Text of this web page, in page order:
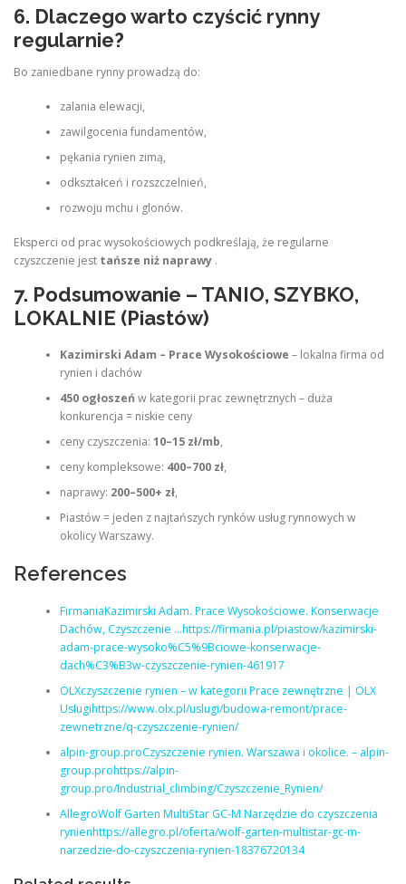
6. Dlaczego warto czyścić rynny
regularnie?
Bo zaniedbane rynny prowadzą do:
zalania elewacji,
zawilgocenia fundamentów,
pękania rynien zimą,
odkształceń i rozszczelnień,
rozwoju mchu i glonów.
Eksperci od prac wysokościowych podkreślają, że regularne
czyszczenie jest tańsze niż naprawy .
7. Podsumowanie – TANIO, SZYBKO,
LOKALNIE (Piastów)
Kazimirski Adam – Prace Wysokościowe – lokalna firma od
rynien i dachów
450 ogłoszeń w kategorii prac zewnętrznych – duża
konkurencja = niskie ceny
ceny czyszczenia: 10–15 zł/mb,
ceny kompleksowe: 400–700 zł,
naprawy: 200–500+ zł,
Piastów = jeden z najtańszych rynków usług rynnowych w
okolicy Warszawy.
References
FirmaniaKazimirski Adam. Prace Wysokościowe. Konserwacje
Dachów, Czyszczenie …https://firmania.pl/piastow/kazimirski-
adam-prace-wysoko%C5%9Bciowe-konserwacje-
dach%C3%B3w-czyszczenie-rynien-461917
OLXczyszczenie rynien – w kategorii Prace zewnętrzne | OLX
Usługihttps://www.olx.pl/uslugi/budowa-remont/prace-
zewnetrzne/q-czyszczenie-rynien/
alpin-group.proCzyszczenie rynien. Warszawa i okolice. – alpin-
group.prohttps://alpin-
group.pro/Industrial_climbing/Czyszczenie_Rynien/
AllegroWolf Garten MultiStar GC-M Narzędzie do czyszczenia
rynienhttps://allegro.pl/oferta/wolf-garten-multistar-gc-m-
narzedzie-do-czyszczenia-rynien-18376720134